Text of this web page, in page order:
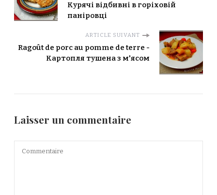
Kурячі відбивні в горіховій
паніровці
ARTICLE SUIVANT
Ragoût de porc au pomme de terre -
Картопля тушена з м'ясом
Laisser un commentaire